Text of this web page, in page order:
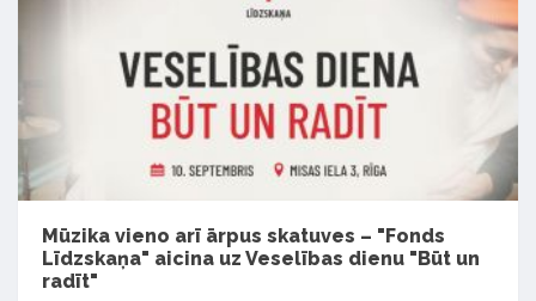
Mūzika vieno arī ārpus skatuves – "Fonds
Līdzskaņa" aicina uz Veselības dienu "Būt un
radīt"